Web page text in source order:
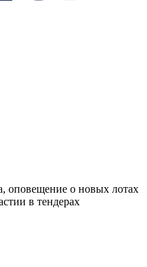
оповещение о новых лотах
в тендерах